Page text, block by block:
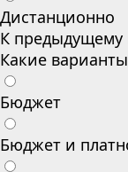
Дистанционно
К предыдущему
Какие
Бюджет
Бюджет и